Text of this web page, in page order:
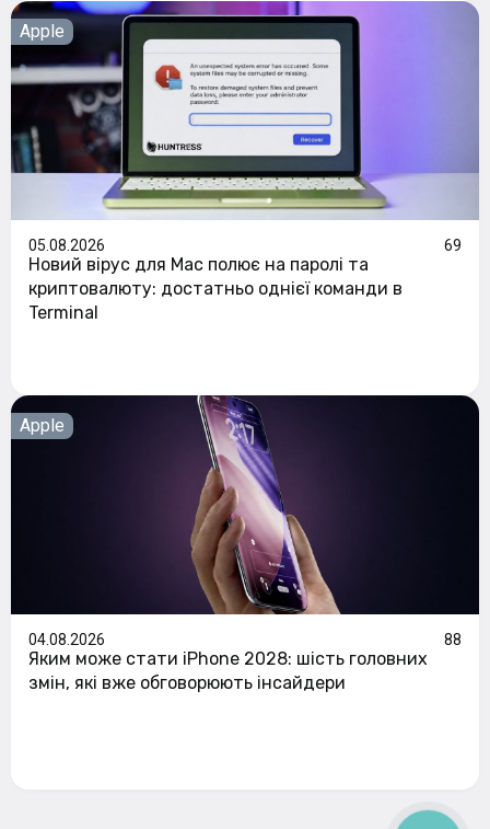
Apple
05.08.2026 69
Новий вірус для Mac полює на паролі та
криптовалюту: достатньо однієї команди в
Terminal
Apple
04.08.2026 88
Яким може стати iPhone 2028: шість головних
змін, які вже обговорюють інсайдери